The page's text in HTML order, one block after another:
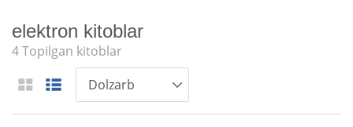
elektron kitoblar
4 Topilgan kitoblar